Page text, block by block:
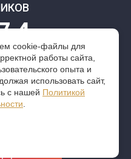
cookie-файлы для
работы сайта,
опыта и
использовать сайт,
с нашей Политикой
защищены.